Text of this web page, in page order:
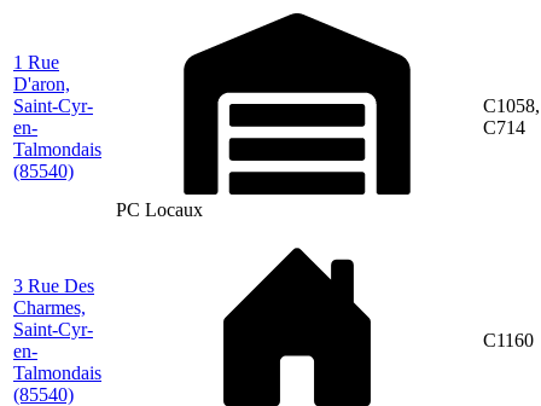
1 Rue
D'aron,
Saint-Cyr-
en-
Talmondais
(85540)
PC Locaux
C1058,
C714
3 Rue Des
Charmes,
Saint-Cyr-
en-
Talmondais
(85540)
C1160